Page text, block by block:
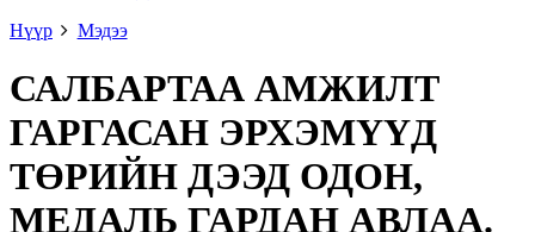
Нүүр
Мэдээ
САЛБАРТАА АМЖИЛТ
ГАРГАСАН ЭРХЭМҮҮД
ТӨРИЙН ДЭЭД ОДОН,
МЕДАЛЬ ГАРДАН АВЛАА.